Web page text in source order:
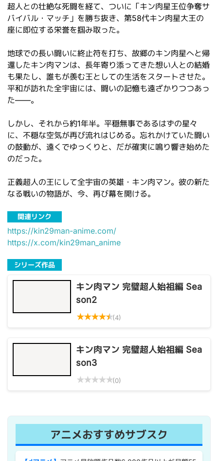
超人との壮絶な死闘を経て、ついに「キン肉星王位争奪サ
バイバル・マッチ」を勝ち抜き、第58代キン肉星大王の
座に即位する栄誉を掴み取った。
地球での長い闘いに終止符を打ち、故郷のキン肉星へと帰
還したキン肉マンは、長年寄り添ってきた想い人との結婚
も果たし、誰もが羨む王としての生活をスタートさせた。
平和が訪れた全宇宙には、闘いの記憶も遠ざかりつつあっ
た――。
しかし、それから約1年半。平穏無事であるはずの星々
に、不穏な空気が再び流れはじめる。忘れかけていた闘い
の鼓動が、遠くでゆっくりと、だが確実に鳴り響き始めた
のだった。
正義超人の王にして全宇宙の英雄・キン肉マン。彼の新た
なる戦いの物語が、今、再び幕を開ける。
関連リンク
https://kin29man-anime.com/
https://x.com/kin29man_anime
シリーズ作品
キン肉マン 完璧超人始祖編 Sea
son2
★★★★★(4)
キン肉マン 完璧超人始祖編 Sea
son3
★★★★★(0)
アニメおすすめサブスク